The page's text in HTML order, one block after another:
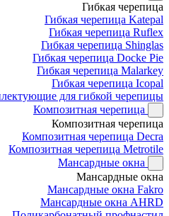
Гибкая черепица
Гибкая черепица Katepal
Гибкая черепица Ruflex
Гибкая черепица Shinglas
Гибкая черепица Docke Pie
Гибкая черепица Malarkey
Гибкая черепица Icopal
для гибкой черепицы
Композитная черепица
Композитная черепица
Композитная черепица Decra
Композитная черепица Metrotile
Мансардные окна
Мансардные окна
Мансардные окна Fakro
Мансардные окна AHRD